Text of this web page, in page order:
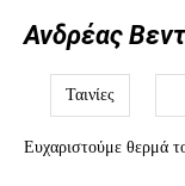
Ανδρέας
Ταινίες
Ευχαριστούμε θερμά